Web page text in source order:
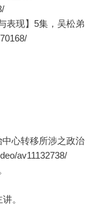
表现】5集，吴松弟
心转移所涉之政治
av11132738/
。